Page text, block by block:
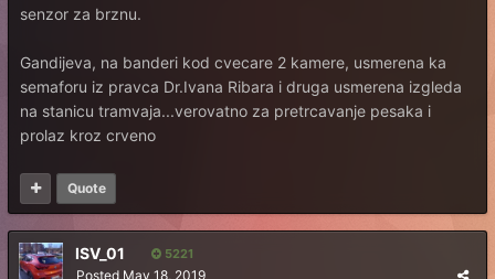
senzor za brznu.
Gandijeva, na banderi kod cvecare 2 kamere, usmerena ka
semaforu iz pravca Dr.Ivana Ribara i druga usmerena izgleda
na stanicu tramvaja...verovatno za pretrcavanje pesaka i
prolaz kroz crveno
Quote
ISV_01 5221
Posted May 18, 2019